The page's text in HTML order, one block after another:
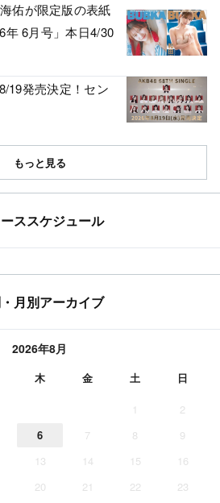
佑が限定版の表紙
年 6月号」本日4/30
19発売決定！セン
もっと見る
ススケジュール
月別アーカイブ
2026年8月
木 金 土 日
1
2
6 7 8
9
13 14 15
16
20 21 22
23